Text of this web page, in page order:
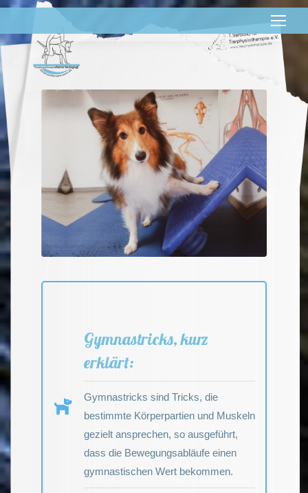
Gymnastricks, kurz
erklärt:
Gymnastricks sind Tricks, die
bestimmte Körperpartien und Muskeln
gezielt ansprechen, so ausgeführt,
dass die Bewegungsabläufe einen
gymnastischen Wert bekommen.